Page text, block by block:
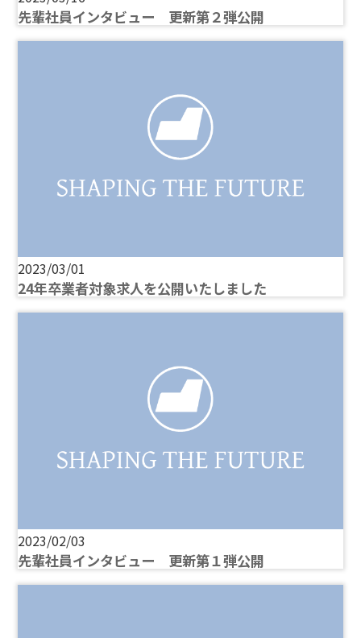
先輩社員インタビュー 更新第２弾公開
2023/03/01
24年卒業者対象求人を公開いたしました
2023/02/03
先輩社員インタビュー 更新第１弾公開